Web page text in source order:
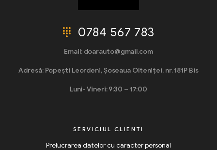
0784 567 783
Email: doarauto@gmail.com
Adresă: Popești Leordeni, Șoseaua Olteniței, nr. 181P Bis
Luni- Vineri: 9:30 – 17:00
SERVICIUL CLIENTI
Prelucrarea datelor cu caracter personal